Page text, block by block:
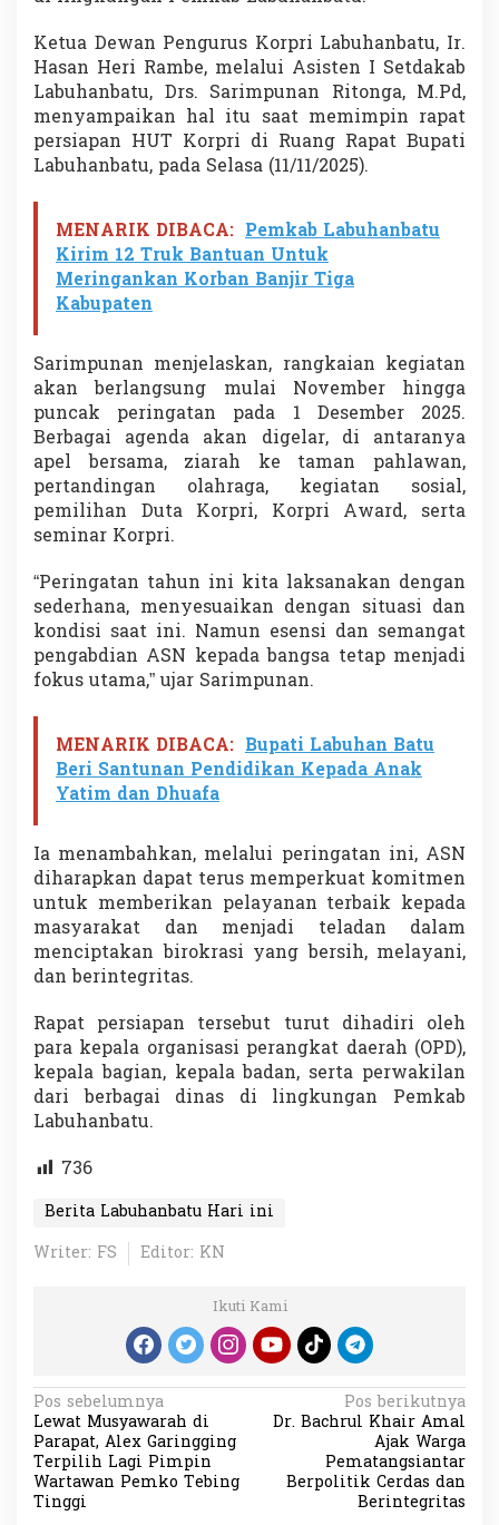
d
a
S
e
m
a
n
g
P
e
n
g
a
d
i
a
n
A
S
N
Ketua Dewan Pengurus Korpri Labuhanbatu, Ir.
Hasan Heri Rambe, melalui Asisten I Setdakab
Labuhanbatu, Drs. Sarimpunan Ritonga, M.Pd,
menyampaikan hal itu saat memimpin rapat
persiapan HUT Korpri di Ruang Rapat Bupati
Labuhanbatu, pada Selasa (11/11/2025).
MENARIK DIBACA: Pemkab Labuhanbatu
Kirim 12 Truk Bantuan Untuk
Meringankan Korban Banjir Tiga
Kabupaten
Sarimpunan menjelaskan, rangkaian kegiatan
akan berlangsung mulai November hingga
puncak peringatan pada 1 Desember 2025.
Berbagai agenda akan digelar, di antaranya
apel bersama, ziarah ke taman pahlawan,
pertandingan olahraga, kegiatan sosial,
pemilihan Duta Korpri, Korpri Award, serta
seminar Korpri.
“Peringatan tahun ini kita laksanakan dengan
sederhana, menyesuaikan dengan situasi dan
kondisi saat ini. Namun esensi dan semangat
pengabdian ASN kepada bangsa tetap menjadi
fokus utama,” ujar Sarimpunan.
MENARIK DIBACA: Bupati Labuhan Batu
Beri Santunan Pendidikan Kepada Anak
Yatim dan Dhuafa
Ia menambahkan, melalui peringatan ini, ASN
diharapkan dapat terus memperkuat komitmen
untuk memberikan pelayanan terbaik kepada
masyarakat dan menjadi teladan dalam
menciptakan birokrasi yang bersih, melayani,
dan berintegritas.
Rapat persiapan tersebut turut dihadiri oleh
para kepala organisasi perangkat daerah (OPD),
kepala bagian, kepala badan, serta perwakilan
dari berbagai dinas di lingkungan Pemkab
Labuhanbatu.
736
Berita Labuhanbatu Hari ini
Writer: FS
Editor: KN
Ikuti Kami
N
a
v
i
Pos sebelumnya
Lewat Musyawarah di
Parapat, Alex Garingging
Terpilih Lagi Pimpin
Wartawan Pemko Tebing
Tinggi
Pos berikutnya
Dr. Bachrul Khair Amal
Ajak Warga
Pematangsiantar
Berpolitik Cerdas dan
Berintegritas